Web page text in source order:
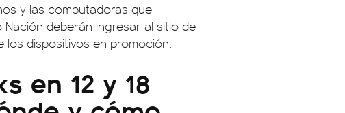
y las computadoras que
deberán ingresar al sitio de
los dispositivos en promoción.
en 12 y 18